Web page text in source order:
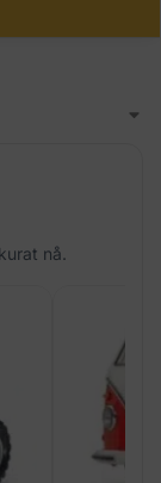
nå.